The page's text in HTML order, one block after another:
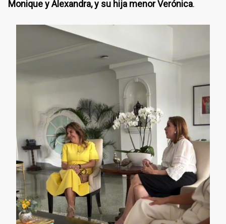
Monique y Alexandra, y su hija menor Verónica.